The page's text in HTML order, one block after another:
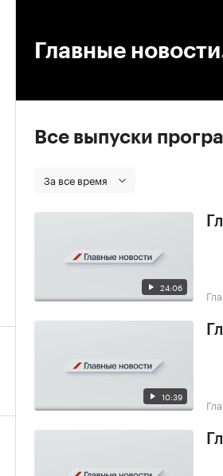
Главные
Все выпуски
За все время
24:06
10:39